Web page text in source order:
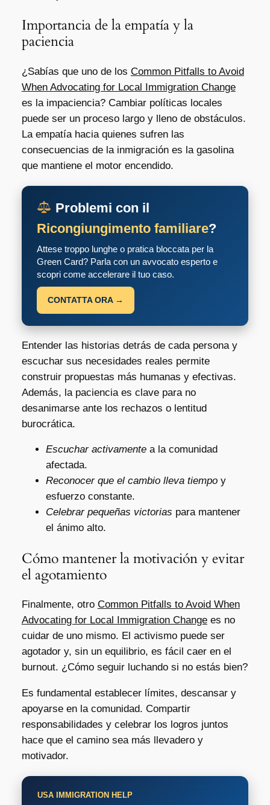
Importancia de la empatía y la
paciencia
¿Sabías que uno de los Common Pitfalls to Avoid
When Advocating for Local Immigration Change
es la impaciencia? Cambiar políticas locales
puede ser un proceso largo y lleno de obstáculos.
La empatía hacia quienes sufren las
consecuencias de la inmigración es la gasolina
que mantiene el motor encendido.
Problemi con il
Ricongiungimento familiare?
Attese troppo lunghe o pratica bloccata per la
Green Card? Parla con un avvocato esperto e
scopri come accelerare il tuo caso.
CONTATTA ORA →
Entender las historias detrás de cada persona y
escuchar sus necesidades reales permite
construir propuestas más humanas y efectivas.
Además, la paciencia es clave para no
desanimarse ante los rechazos o lentitud
burocrática.
Escuchar activamentea la comunidad
afectada.
Reconocer que el cambio lleva tiempoy
esfuerzo constante.
Celebrar pequeñas victorias para mantener
el ánimo alto.
Cómo mantener la motivación y evitar
el agotamiento
Finalmente, otro Common Pitfalls to Avoid When
Advocating for Local Immigration Changees no
cuidar de uno mismo. El activismo puede ser
agotador y, sin un equilibrio, es fácil caer en el
burnout. ¿Cómo seguir luchando si no estás bien?
Es fundamental establecer límites, descansar y
apoyarse en la comunidad. Compartir
responsabilidades y celebrar los logros juntos
hace que el camino sea más llevadero y
motivador.
USA IMMIGRATION HELP